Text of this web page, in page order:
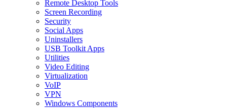
Remote Desktop Tools
Screen Recording
Security
Social Apps
Uninstallers
USB Toolkit Apps
Utilities
Video Editing
Virtualization
VoIP
VPN
Windows Components